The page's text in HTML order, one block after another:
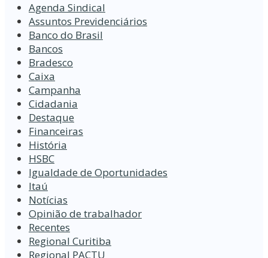
Agenda Sindical
Assuntos Previdenciários
Banco do Brasil
Bancos
Bradesco
Caixa
Campanha
Cidadania
Destaque
Financeiras
História
HSBC
Igualdade de Oportunidades
Itaú
Notícias
Opinião de trabalhador
Recentes
Regional Curitiba
Regional PACTU